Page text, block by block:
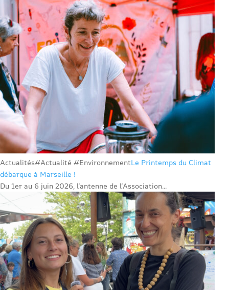
Actualités#Actualité #EnvironnementLe Printemps du Climat
débarque à Marseille !
Du 1er au 6 juin 2026, l’antenne de l’Association...